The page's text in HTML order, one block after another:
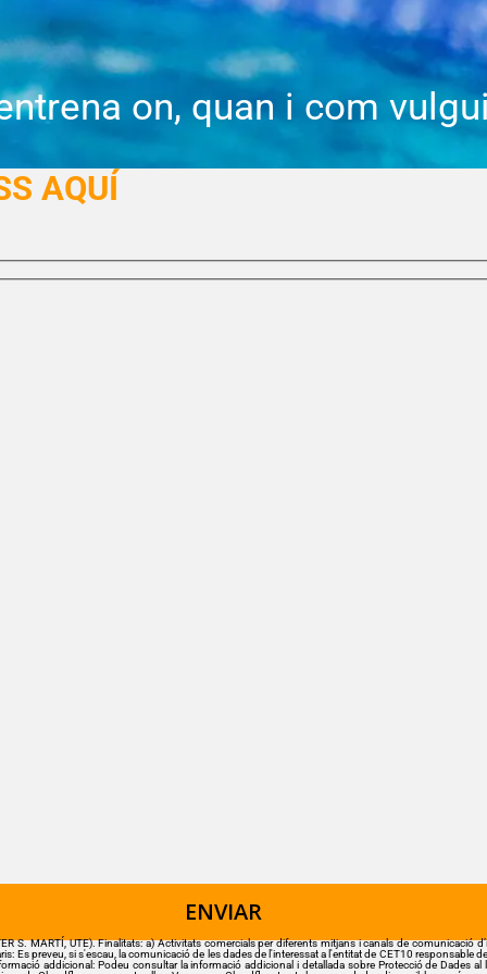
on, quan i com
AQUÍ
S. MARTÍ, UTE). Finalitats: a) Activitats comercials per diferents mitjans i canals de comunicació
preveu, si s'escau, la comunicació de les dades de l'interessat a l'entitat de CET10 responsable
addicional: Podeu consultar la informació addicional i detallada sobre Protecció de Dades